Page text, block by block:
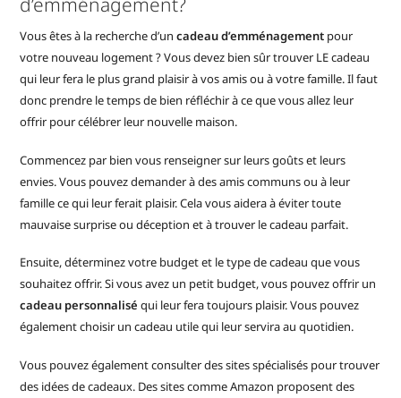
Vous êtes à la recherche d’uncadeau d’emménagement pour
votre nouveau logement ? Vous devez bien sûr trouver LE cadeau
qui leur fera le plus grand plaisir à vos amis ou à votre famille. Il faut
donc prendre le temps de bien réfléchir à ce que vous allez leur
offrir pour célébrer leur nouvelle maison.
Commencez par bien vous renseigner sur leurs goûts et leurs
envies. Vous pouvez demander à des amis communs ou à leur
famille ce qui leur ferait plaisir. Cela vous aidera à éviter toute
mauvaise surprise ou déception et à trouver le cadeau parfait.
Ensuite, déterminez votre budget et le type de cadeau que vous
souhaitez offrir. Si vous avez un petit budget, vous pouvez offrir un
cadeau personnalisé qui leur fera toujours plaisir. Vous pouvez
également choisir un cadeau utile qui leur servira au quotidien.
Vous pouvez également consulter des sites spécialisés pour trouver
des idées de cadeaux. Des sites comme Amazon proposent des